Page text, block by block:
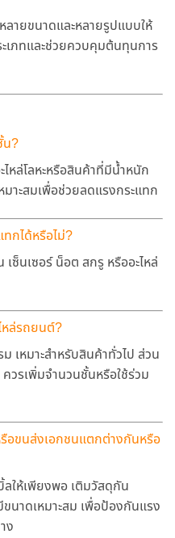
ายขนาดและหลายรูปแบบให้
ะเภทและช่วยควบคุมต้นทุนการ
น?
ไหล่โลหะหรือสินค้าที่มีน้ำหนัก
าะสมเพื่อช่วยลดแรงกระแทก
กได้หรือไม่?
เซ็นเซอร์ น็อต สกรู หรืออะไหล่
หล่รถยนต์?
ม เหมาะสำหรับสินค้าทั่วไป ส่วน
วรเพิ่มจำนวนชั้นหรือใช้ร่วม
อขนส่งเอกชนแตกต่างกันหรือ
ให้เพียงพอ เติมวัสดุกัน
นาดเหมาะสม เพื่อป้องกันแรง
ง